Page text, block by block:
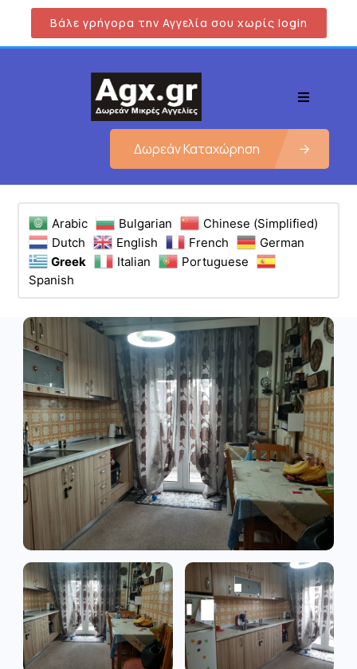
Βάλε γρήγορα την Αγγελία σου χωρίς login
Δωρεάν Καταχώρηση
Arabic Bulgarian
Chinese (Simplified)
Dutch
English French
German
Greek
Italian
Portuguese
Spanish